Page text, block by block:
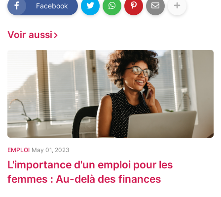
Facebook
Voir aussi
EMPLOI May 01, 2023
L'importance d'un emploi pour les
femmes : Au-delà des finances